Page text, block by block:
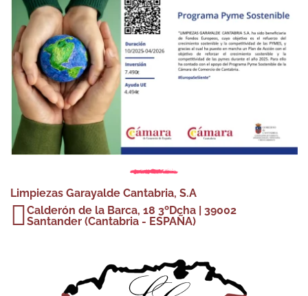
Limpiezas Garayalde Cantabria, S.A
Calderón de la Barca, 18 3ºDcha | 39002
Santander (Cantabria - ESPAÑA)